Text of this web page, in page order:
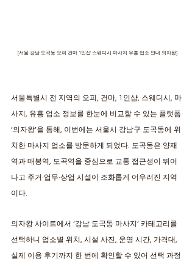
[서울 강남 도곡동 오피 건마 1인샵 스웨디시 마사지 유흥 업소 안내 의자왕]
서울특별시 전 지역의 오피, 건마, 1인샵, 스웨디시, 마
사지, 유흥 업소 정보를 한눈에 비교할 수 있는 플랫폼
‘의자왕’을 통해, 이번에는 서울시 강남구 도곡동에 위
치한 마사지 업소를 방문하게 되었다. 도곡동은 양재
역과 매봉역, 도곡역을 중심으로 교통 접근성이 뛰어
나고 주거·업무·상업 시설이 조화롭게 어우러진 지역
이다.
의자왕 사이트에서 ‘강남 도곡동 마사지’ 카테고리를
선택하니 업소별 위치, 시설 사진, 운영 시간, 가격대,
실제 이용 후기까지 한 번에 확인할 수 있어 선택 과정